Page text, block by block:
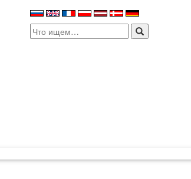
Search
for: